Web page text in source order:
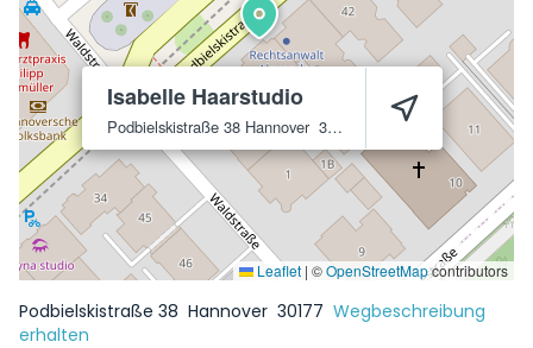
Isabelle Haarstudio
Podbielskistraße 38 Hannover 30177
Leaflet | ©OpenStreetMapcontributors
Podbielskistraße 38 Hannover 30177 Wegbeschreibung
erhalten